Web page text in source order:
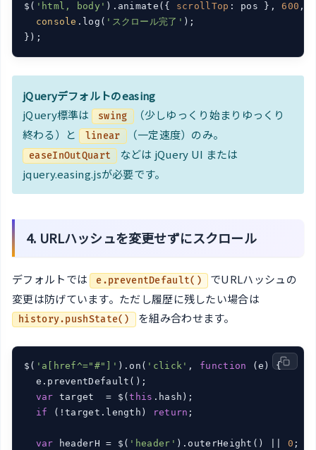
$( 'html, body' ).animate({ scrollTop : pos }, 600 ,
console .log( 'スクロール完了' );
});
jQueryデフォルトのeasing
jQuery標準は
swing （少しゆっくり始まりゆっくり
終わる）と
linear （一定速度）のみ。
easeInOutQuart
などは jQuery UI または
jquery.easing.jsが必要です。
4. URLハッシュを変更せずにスクロール
デフォルトでは e.preventDefault()
でURLハッシュの
変更は防げています。ただし履歴に残したい場合は
history.pushState() を組み合わせます。
$( 'a[href^="#"]' ).on( 'click' , function (e ) {
  e.preventDefault();
var target  = $(this .hash);
if (!target.length) return ;
var headerH = $( 'header' ).outerHeight() || 0 ;